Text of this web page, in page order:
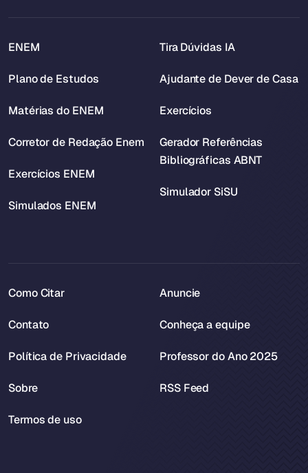
ENEM
Plano de Estudos
Matérias do ENEM
Corretor de Redação Enem
Exercícios ENEM
Simulados ENEM
Tira Dúvidas IA
Ajudante de Dever de Casa
Exercícios
Gerador Referências
Bibliográficas ABNT
Simulador SiSU
Como Citar
Contato
Política de Privacidade
Sobre
Termos de uso
Anuncie
Conheça a equipe
Professor do Ano 2025
RSS Feed